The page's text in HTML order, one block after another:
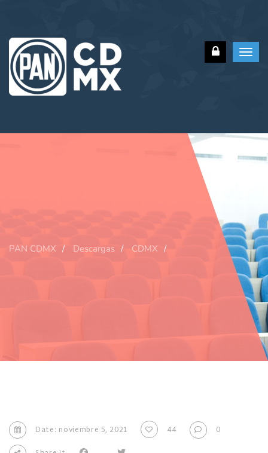
PAN CDMX Descargas CDMX
Date: noviembre 5, 2021 44
0